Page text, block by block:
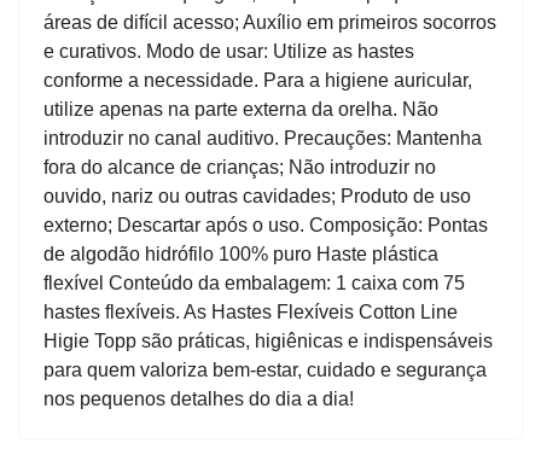
áreas de difícil acesso; Auxílio em primeiros socorros
e curativos. Modo de usar: Utilize as hastes
conforme a necessidade. Para a higiene auricular,
utilize apenas na parte externa da orelha. Não
introduzir no canal auditivo. Precauções: Mantenha
fora do alcance de crianças; Não introduzir no
ouvido, nariz ou outras cavidades; Produto de uso
externo; Descartar após o uso. Composição: Pontas
de algodão hidrófilo 100% puro Haste plástica
flexível Conteúdo da embalagem: 1 caixa com 75
hastes flexíveis. As Hastes Flexíveis Cotton Line
Higie Topp são práticas, higiênicas e indispensáveis
para quem valoriza bem-estar, cuidado e segurança
nos pequenos detalhes do dia a dia!